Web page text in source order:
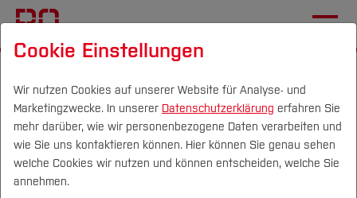
Campus Personen DE|EN Quicklinks
Hochschulkommunikation
Jobbörse
Menü aufklappen
Cookie Einstellungen
Wir nutzen Cookies auf unserer Website für Analyse- und
Marketingzwecke. In unserer Datenschutzerklärung erfahren Sie
mehr darüber, wie wir personenbezogene Daten verarbeiten und
wie Sie uns kontaktieren können. Hier können Sie genau sehen
welche Cookies wir nutzen und können entscheiden, welche Sie
annehmen.